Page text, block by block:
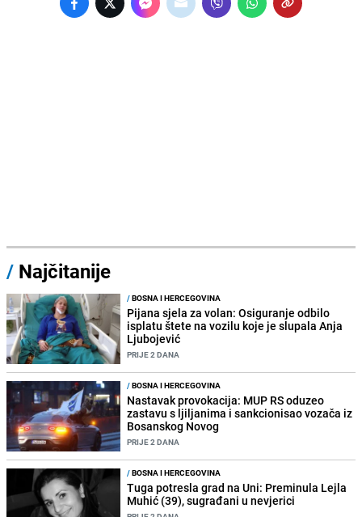
/ Najčitanije
/BOSNA I HERCEGOVINA
Pijana sjela za volan: Osiguranje odbilo
isplatu štete na vozilu koje je slupala Anja
Ljubojević
PRIJE 2 DANA
/BOSNA I HERCEGOVINA
Nastavak provokacija: MUP RS oduzeo
zastavu s ljiljanima i sankcionisao vozača iz
Bosanskog Novog
PRIJE 2 DANA
/BOSNA I HERCEGOVINA
Tuga potresla grad na Uni: Preminula Lejla
Muhić (39), sugrađani u nevjerici